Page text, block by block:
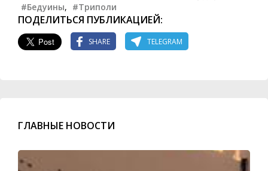
#Бедуины, #Триполи
ПОДЕЛИТЬСЯ ПУБЛИКАЦИЕЙ:
SHARE TELEGRAM
ГЛАВНЫЕ НОВОСТИ